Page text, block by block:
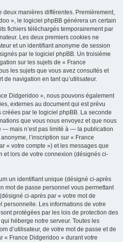
deux manières différentes. Premièrement,
», le logiciel phpBB génèrera un certain
fichiers téléchargés temporairement par
Les deux premiers cookies ne
et un identifiant anonyme de session
par le logiciel phpBB. Un troisième
sur les sujets de « France
les sujets que vous avez consultés et
de navigation en tant qu’utilisateur.
Didgeridoo », nous pouvons également
externes au document qui est prévu
par le logiciel phpBB. La seconde
que vous nous envoyez et que nous
— mais n’est pas limité à — la publication
l’inscription sur « France
« votre compte ») et les messages que
et lors de votre connexion (désignés ci-
un identifiant unique (désigné ci-après
mot de passe personnel vous permettant
ci-après par « votre mot de
personnelle. Les informations de votre
protégées par les lois de protection des
héberge notre serveur. Toutes les
d’utilisateur, de votre mot de passe et de
« France Didgeridoo » durant votre